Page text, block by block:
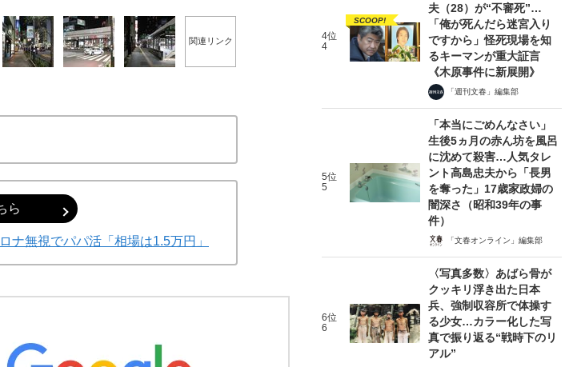
関連リンク
ら
無視でパパ活「相場は1.5万円」
4位
4
SCOOP!
夫（28）が“不審死”…
「俺が死んだら迷宮入り
ですから」怪死現場を知
るキーマンが重大証言
《木原事件に新展開》
「週刊文春」編集部
5位
5
「本当にごめんなさい」
生後5ヵ月の赤ん坊を風呂
に沈めて殺害…人気タレ
ント高島忠夫から「長男
を奪った」17歳家政婦の
闇深さ（昭和39年の事
件）
「文春オンライン」編集部
6位
6
〈写真多数〉あばら骨が
クッキリ浮き出た日本
兵、強制収容所で体操す
る少女…カラー化した写
真で振り返る“戦時下のリ
アル”